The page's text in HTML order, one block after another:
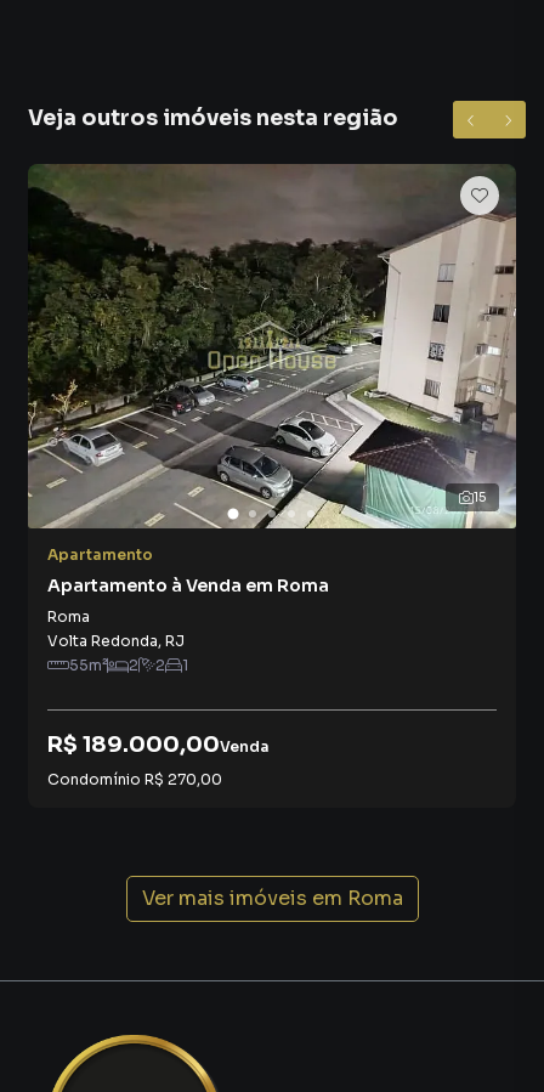
Veja outros imóveis nesta região
15
Apartamento
Apartamento à Venda em Roma
Roma
Volta Redonda, RJ
55m² 2 2 1
R$ 189.000,00Venda
Condomínio R$ 270,00
Ver mais imóveis em Roma